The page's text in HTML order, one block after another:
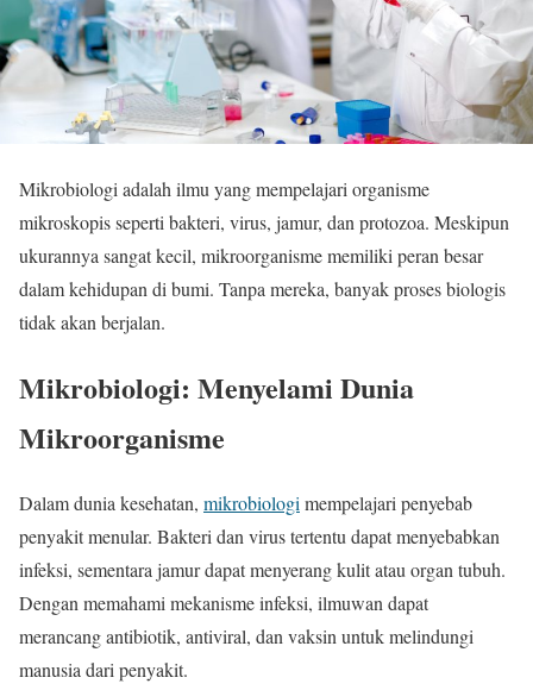
Mikrobiologi adalah ilmu yang mempelajari organisme
mikroskopis seperti bakteri, virus, jamur, dan protozoa. Meskipun
ukurannya sangat kecil, mikroorganisme memiliki peran besar
dalam kehidupan di bumi. Tanpa mereka, banyak proses biologis
tidak akan berjalan.
Mikrobiologi: Menyelami Dunia
Mikroorganisme
Dalam dunia kesehatan, mikrobiologi mempelajari penyebab
penyakit menular. Bakteri dan virus tertentu dapat menyebabkan
infeksi, sementara jamur dapat menyerang kulit atau organ tubuh.
Dengan memahami mekanisme infeksi, ilmuwan dapat
merancang antibiotik, antiviral, dan vaksin untuk melindungi
manusia dari penyakit.